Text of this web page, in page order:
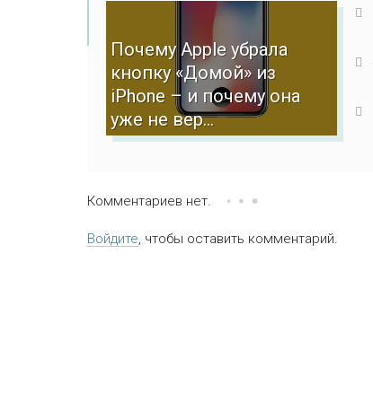
Почему Apple убрала
кнопку «Домой» из
iPhone – и почему она
уже не вер...
Комментариев нет.
Войдите, чтобы оставить комментарий.